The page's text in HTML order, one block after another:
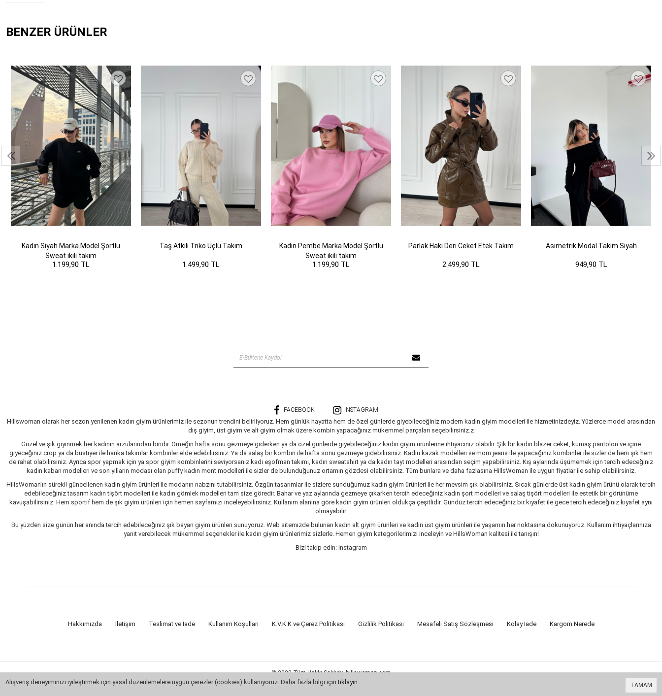
BENZER ÜRÜNLER
Kadın Siyah Marka Model Şortlu
Sweat ikili takım
1.199,90 TL
Taş Atkılı Triko Üçlü Takım
1.499,90 TL
Kadın Pembe Marka Model Şortlu
Sweat ikili takım
1.199,90 TL
Parlak Haki Deri Ceket Etek Takım
2.499,90 TL
Asimetrik Modal Takım Siyah
949,90 TL
FACEBOOK INSTAGRAM
Hillswoman olarak her sezon yenilenen kadın giyim ürünlerimiz ile sezonun trendini belirliyoruz. Hem günlük hayatta hem de özel günlerde giyebileceğiniz modern kadın giyim modelleri ile hizmetinizdeyiz. Yüzlerce model arasından
dış giyim, üst giyim ve alt giyim olmak üzere kombin yapacağınız mükemmel parçaları seçebilirsiniz.z
Güzel ve şık giyinmek her kadının arzularından biridir. Örneğin hafta sonu gezmeye giderken ya da özel günlerde giyebileceğiniz kadın giyim ürünlerine ihtiyacınız olabilir. Şık bir kadın blazer ceket, kumaş pantolon ve içine
giyeceğiniz crop ya da büstiyer ile harika takımlar kombinler elde edebilirsiniz. Ya da salaş bir kombin ile hafta sonu gezmeye gidebilirsiniz. Kadın kazak modelleri ve mom jeans ile yapacağınız kombinler ile sizler de hem şık hem
de rahat olabilirsiniz. Ayrıca spor yapmak için ya spor giyim kombinlerini seviyorsanız kadı eşofman takımı, kadın sweatshirt ya da kadın tayt modelleri arasından seçim yapabilirsiniz. Kış aylarında üşümemek için tercih edeceğiniz
kadın kaban modelleri ve son yılların modası olan puffy kadın mont modelleri ile sizler de bulunduğunuz ortamın gözdesi olabilirsiniz. Tüm bunlara ve daha fazlasına HillsWoman ile uygun fiyatlar ile sahip olabilirsiniz.
HillsWoman’ın sürekli güncellenen kadın giyim ürünleri ile modanın nabzını tutabilirsiniz. Özgün tasarımlar ile sizlere sunduğumuz kadın giyim ürünleri ile her mevsim şık olabilirsiniz. Sıcak günlerde üst kadın giyim ürünü olarak tercih
edebileceğiniz tasarım kadın tişört modelleri ile kadın gömlek modelleri tam size göredir. Bahar ve yaz aylarında gezmeye çıkarken tercih edeceğiniz kadın şort modelleri ve salaş tişört modelleri ile estetik bir görünüme
kavuşabilirsiniz. Hem sportif hem de şık giyim ürünleri için hemen sayfamızı inceleyebilirsiniz. Kullanım alanına göre kadın giyim ürünleri oldukça çeşitlidir. Gündüz tercih edeceğiniz bir kıyafet ile gece tercih edeceğiniz kıyafet aynı
olmayabilir.
Bu yüzden size günün her anında tercih edebileceğiniz şık bayan giyim ürünleri sunuyoruz. Web sitemizde bulunan kadın alt giyim ürünleri ve kadın üst giyim ürünleri ile yaşamın her noktasına dokunuyoruz. Kullanım ihtiyaçlarınıza
yanıt verebilecek mükemmel seçenekler ile kadın giyim ürünlerimiz sizlerle. Hemen giyim kategorilerimizi inceleyin ve HillsWoman kalitesi ile tanışın!
Bizi takip edin: Instagram
Hakkımızda İletişim Teslimat ve İade Kullanım Koşulları K.V.K.K ve Çerez Politikası Gizlilik Politikası Mesafeli Satış Sözleşmesi Kolay İade Kargom Nerede
© 2022 Tüm Hakkı Saklıdır. hillswoman.com
Bu siteVikaon E-Ticaret sistemleriile hazırlanmıştır.
TAMAM
Alışveriş deneyiminizi iyileştirmek için yasal düzenlemelere uygun çerezler (cookies) kullanıyoruz. Daha fazla bilgi içintıklayın.